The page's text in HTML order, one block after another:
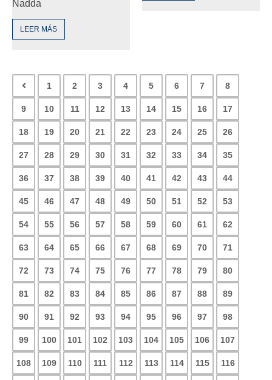
Nadda
LEER MÁS
1 2 3 4 5 6 7 8
9 10 11 12 13 14 15 16 17
18 19 20 21 22 23 24 25 26
27 28 29 30 31 32 33 34 35
36 37 38 39 40 41 42 43 44
45 46 47 48 49 50 51 52 53
54 55 56 57 58 59 60 61 62
63 64 65 66 67 68 69 70 71
72 73 74 75 76 77 78 79 80
81 82 83 84 85 86 87 88 89
90 91 92 93 94 95 96 97 98
99 100 101 102 103 104 105 106 107
108 109 110 111 112 113 114 115 116